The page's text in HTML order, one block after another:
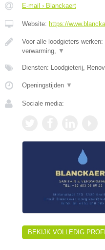
E-mail › Blanckaert
Website: https://
Voor alle loodgieters
verwarming,
▼
Diensten: Loodgieterij,
Openingstijden ▼
Sociale media:
BEKIJK VOLLEDIG